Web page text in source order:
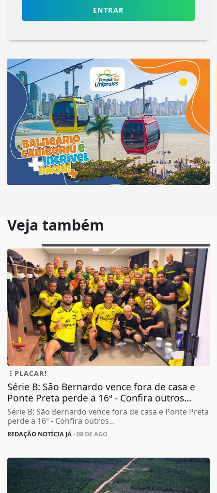
ENTRAR
Veja também
PLACAR!
Série B: São Bernardo vence fora de casa e
Ponte Preta perde a 16ª - Confira outros...
Série B: São Bernardo vence fora de casa e Ponte Preta
perde a 16ª - Confira outros...
REDAÇÃO NOTÍCIA JÁ- 08 DE AGO